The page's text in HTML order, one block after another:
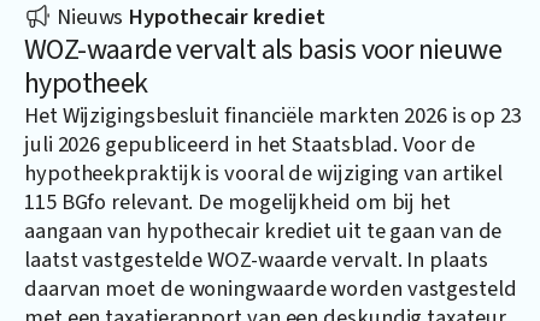
Nieuws Hypothecair krediet
WOZ-waarde vervalt als basis voor nieuwe
hypotheek
Het Wijzigingsbesluit financiële markten 2026 is op 23
juli 2026 gepubliceerd in het Staatsblad. Voor de
hypotheekpraktijk is vooral de wijziging van artikel
115 BGfo relevant. De mogelijkheid om bij het
aangaan van hypothecair krediet uit te gaan van de
laatst vastgestelde WOZ-waarde vervalt. In plaats
daarvan moet de woningwaarde worden vastgesteld